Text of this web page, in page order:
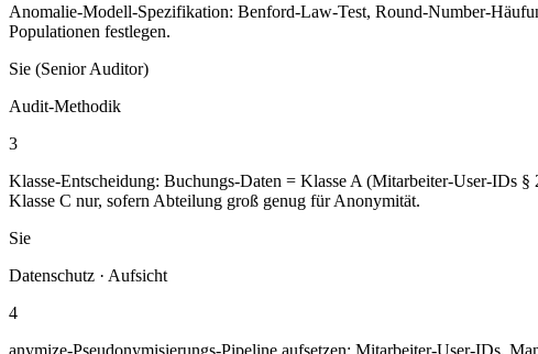
Anomalie-Modell-Spezifikation: Benford-Law-Test, Round-Number-
Populationen festlegen.
Sie (Senior Auditor)
Audit-Methodik
3
Klasse-Entscheidung: Buchungs-Daten = Klasse A (Mitarbeiter-User-
Klasse C nur, sofern Abteilung groß genug für Anonymität.
Sie
Datenschutz · Aufsicht
4
anymize-Pseudonymisierungs-Pipeline aufsetzen: Mitarbeiter-User-IDs,